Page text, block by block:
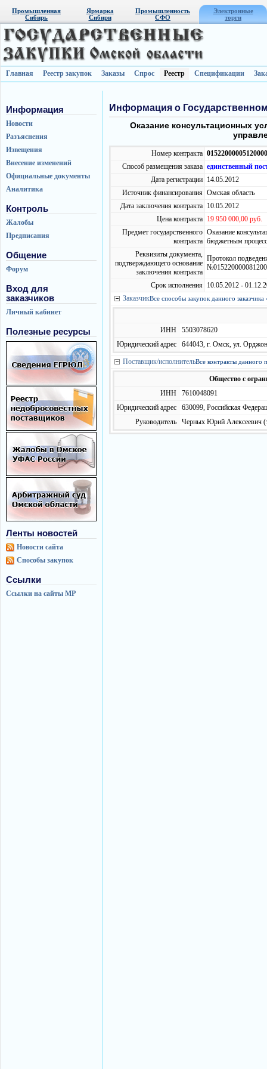
Промышленная
Сибирь
Ярмарка
Сибири
Промышленность
СФО
Электронные
торги
Главная Реестр закупок Заказы Спрос Реестр Спецификации
Информация
Новости
Разъяснения
Извещения
Внесение изменений
Официальные документы
Аналитика
Контроль
Жалобы
Предписания
Общение
Форум
Вход для
заказчиков
Личный кабинет
Полезные ресурсы
Ленты новостей
Новости сайта
Способы закупок
Ссылки
Ссылки на сайты МР
Информация о
Оказание консультационных
Номер контракта
Способ размещения заказа единственный
Дата регистрации 14.05.2012
Источник финансирования Омская область
Дата заключения контракта 10.05.2012
Цена контракта 19 950 000,00 руб.
Предмет государственного
контракта
Оказание
бюджетным
Реквизиты документа,
подтверждающего основание
заключения контракта
Протокол
Срок исполнения 10.05.2012 -
ЗаказчикВсе способы закупок данного заказчика
ИНН
5503078620
Юридический адрес
644043, г. Омск, ул.
Поставщик/исполнительВсе контракты данного
Общество с
ИНН
7610048091
Юридический адрес
630099, Российская
Руководитель
Черных Юрий Алексеевич